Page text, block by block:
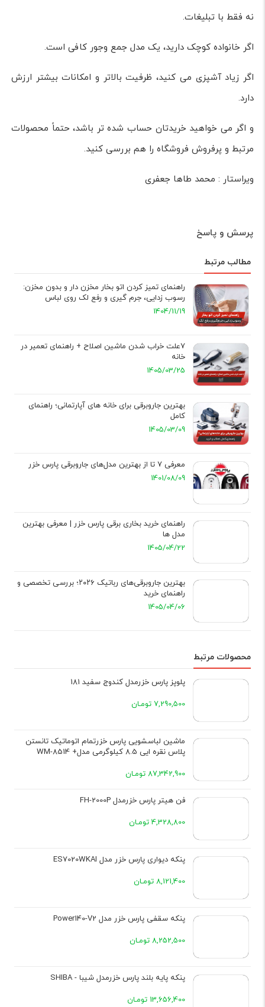
نه فقط با تبلیغات.
اگر خانواده کوچک دارید، یک مدل جمع وجور کافی است.
اگر زیاد آشپزی می کنید، ظرفیت بالاتر و امکانات بیشتر ارزش
دارد.
و اگر می خواهید خریدتان حساب شده تر باشد، حتماً محصولات
مرتبط و پرفروش فروشگاه را هم بررسی کنید.
ویراستار : محمد طاها جعفری
پرسش و پاسخ
مطالب مرتبط
راهنمای تمیز کردن اتو بخار مخزن دار و بدون مخزن:
رسوب زدایی، جرم گیری و رفع لک روی لباس
1404/11/19
7علت خراب شدن ماشین اصلاح + راهنمای تعمیر در
خانه
1405/03/25
بهترین جاروبرقی برای خانه های آپارتمانی؛ راهنمای
کامل
1405/03/09
معرفی 7 تا از بهترین مدل‌های جاروبرقی پارس خزر
1401/08/09
راهنمای خرید بخاری برقی پارس خزر | معرفی بهترین
مدل ها
1405/04/22
بهترین جاروبرقی‌های رباتیک ۲۰۲۶؛ بررسی تخصصی و
راهنمای خرید
1405/04/06
محصولات مرتبط
پلوپز پارس خزرمدل کندوج سفید 181
7,290,500 تومـان
ماشین لباسشویی پارس خزرتمام اتوماتیک تانستن
پلاس نقره ایی 8.5 کیلوگرمی مدل+ WM-8514
87,342,900 تومـان
فن هیتر پارس خزرمدل FH-2000P
4,328,800 تومـان
پنکه دیواری پارس خزر مدل ES7020WKAI
8,121,400 تومـان
پنکه سقفی پارس خزر مدل Power140-V2
8,252,500 تومـان
پنکه پایه بلند پارس خزرمدل شیبا - SHIBA
13,656,400 تومـان